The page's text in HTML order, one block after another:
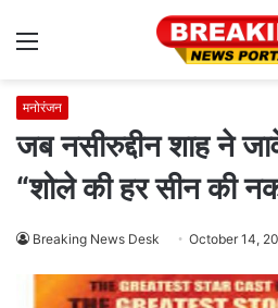
Menu
मनोरंजन
जब नसीरुद्दीन शाह ने
“शोले की हर सीन की
Breaking News Desk October 14,